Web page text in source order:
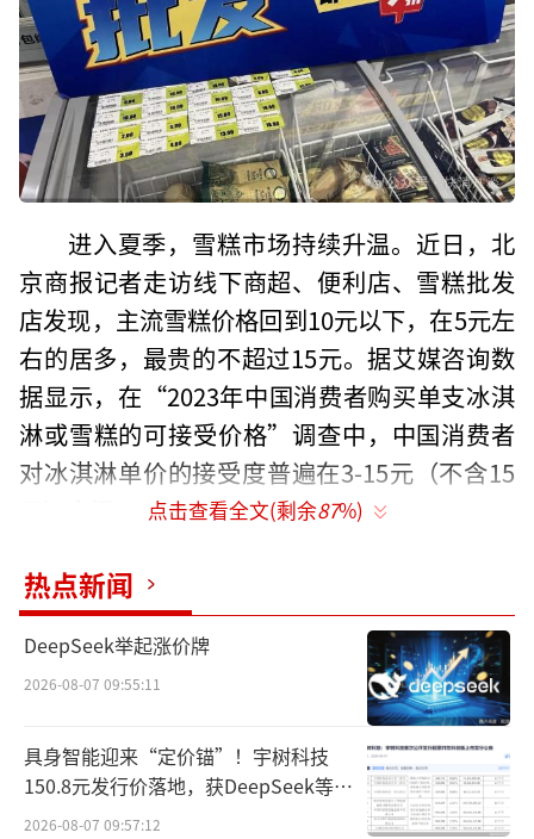
进入夏季，雪糕市场持续升温。近日，北
京商报记者走访线下商超、便利店、雪糕批发
店发现，主流雪糕价格回到10元以下，在5元左
右的居多，最贵的不超过15元。据艾媒咨询数
据显示，在“2023年中国消费者购买单支冰淇
淋或雪糕的可接受价格”调查中，中国消费者
对冰淇淋单价的接受度普遍在3-15元（不含15
在销售旺季来临前，伊利、光明等老牌品
牌纷纷推出新品。相比之下，高端雪糕的存在
感却在不断减弱。业内分析人士指出，高端雪
糕除了价格上难以吸引足够多的消费者外，动
销不畅的症结，也是其难以在市场份额上取得
显著增长，无法成为主流品牌的原因。
平价雪糕回归主流
点击查看全文(剩余87%)
热点新闻
DeepSeek举起涨价牌
2026-08-07 09:55:11
具身智能迎来“定价锚”！宇树科技
150.8元发行价落地，获DeepSeek等豪
华战配加持
2026-08-07 09:57:12